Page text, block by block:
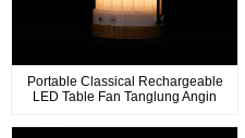
Portable Classical Rechargeable
LED Table Fan Tanglung Angin